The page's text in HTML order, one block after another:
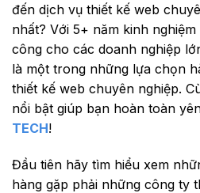
đến dịch vụ thiết kế web
nhất? Với 5+ năm kinh
công cho các doanh nghiệp
là một trong những lựa chọn
thiết kế web chuyên nghiệp.
nổi bật giúp bạn hoàn toàn
TECH!
Đầu tiên hãy tìm hiểu xem
hàng gặp phải những công ty